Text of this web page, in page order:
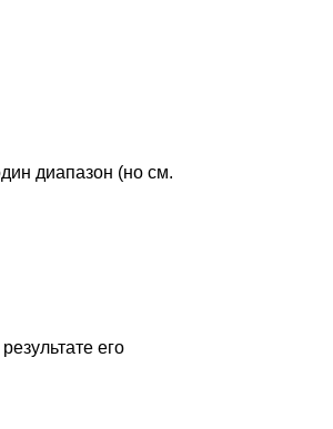
диапазон (но см.
его